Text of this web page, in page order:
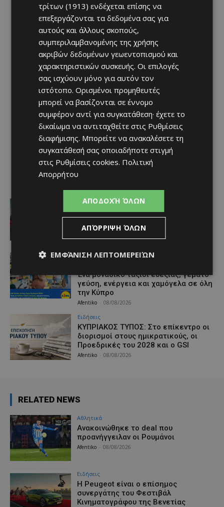
Ειδήσεις
συνεργάτης του Φεστιβάλ
Κινηματογράφου της Βενετίας
Afentiko - 08/08/2026
Ειδήσεις
Ένα μοναδικό ταξίδι ευεξίας, γεμάτο
γεύση, ενέργεια και χαμόγελα σε όλη
την Κύπρο
Afentiko 08/08/2026
Ειδήσεις
ΚΥΠΡΙΑΚΟΣ ΤΥΠΟΣ: Στο επίκεντρο οι
διορισμοί στους ημικρατικούς, οι
Προεδρικές του 2028 και ο GSI
Afentiko 08/08/2026
RELATED NEWS
Αθλητικά
Aνακοινώθηκε το deal που
προανήγγειλαν οι Ρουμάνοι
Afentiko 08/08/2026
Ειδήσεις
Η Peugeot είναι ο επίσημος
συνεργάτης του Φεστιβάλ
Κινηματογράφου της Βενετίας
τρίτων (1913) ενδέχεται επίσης να
επεξεργάζονται τα δεδομένα σας για
αυτούς και άλλους σκοπούς,
συμπεριλαμβανομένης της χρήσης
ακριβών δεδομένων γεωεντοπισμού και
χαρακτηριστικών συσκευής. Οι επιλογές
σας ισχύουν μόνο για αυτόν τον
ιστότοπο. Ορισμένοι προμηθευτές
μπορεί να βασίζονται σε έννομο
συμφέρον αντί για συγκατάθεση· έχετε το
δικαίωμα να αντιταχθείτε στις Ρυθμίσεις
διαφήμισης. Μπορείτε να ανακαλέσετε τη
συγκατάθεσή σας οποιαδήποτε στιγμή
στις Ρυθμίσεις cookies. Πολιτική
Απορρήτου
ΑΠΟΔΟΧΉ ΌΛΩΝ
ΑΠΌΡΡΙΨΗ ΌΛΩΝ
ΕΜΦΆΝΙΣΗ ΛΕΠΤΟΜΕΡΕΙΏΝ